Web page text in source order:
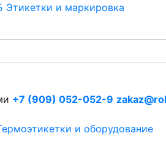
Этикетки и маркировка
+7 (909) 052-052-9
и оборудование